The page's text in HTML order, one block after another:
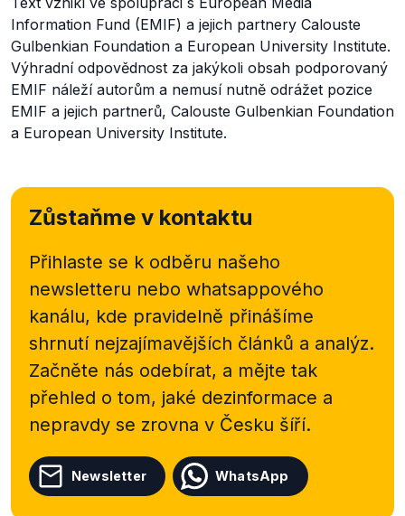
Information Fund (EMIF) a jejich partnery Calouste
Gulbenkian Foundation a European University Institute.
Výhradní odpovědnost za jakýkoli obsah podporovaný
EMIF náleží autorům a nemusí nutně odrážet pozice
EMIF a jejich partnerů, Calouste Gulbenkian Foundation
a European University Institute.
Zůstaňme v kontaktu
Přihlaste se k odběru našeho
newsletteru nebo whatsappového
kanálu, kde pravidelně přinášíme
shrnutí nejzajímavějších článků a analýz.
Začněte nás odebírat, a mějte tak
přehled o tom, jaké dezinformace a
nepravdy se zrovna v Česku šíří.
Newsletter WhatsApp